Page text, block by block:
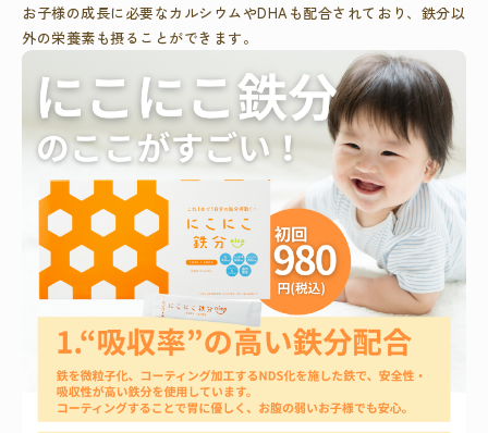
お子様の成長に必要なカルシウムやDHAも配合されており、鉄分以
外の栄養素も摂ることができます。